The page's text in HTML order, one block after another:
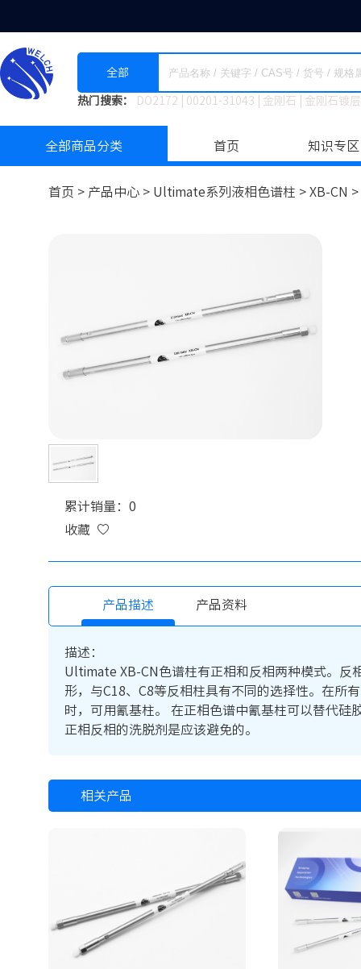
全部
热门搜索： DO2172 00201-31043 金刚石 金刚石镀
全部商品分类 首页 知识专区
首页 > 产品中心 > Ultimate系列液相色谱柱 > XB-CN >
累计销量：0
收藏
产品描述 产品资料
描述：
Ultimate XB-CN色谱柱有正相和反相两种模式。反
形，与C18、C8等反相柱具有不同的选择性。在所
时，可用氰基柱。 在正相色谱中氰基柱可以替代
正相反相的洗脱剂是应该避免的。
相关产品